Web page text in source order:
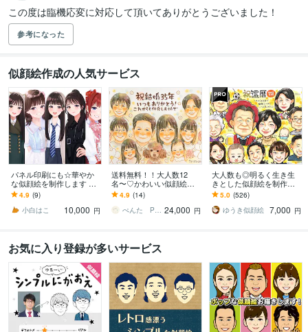
参考になった
似顔絵作成の人気サービス
パネル印刷にも☆華やか
な似顔絵を制作します 多
様なサイズに対応可◎大
切な日の一枚に。
4.9 (9)
小白はこ
10,000 円
送料無料！！大人数12
名〜♡かわいい似顔絵描
きます ♡還暦祝い/記念日/
古希祝い/米寿祝い/傘寿祝
い/プレゼント
4.9 (14)
ぺんた Pengin Smile 24,000 円
大人数も◎明るく生き生
きとした似顔絵を制作し
ます ✦送料込み✦長寿祝
い、記念日、プレゼン
ト、ご自宅用に♪
5.0 (526)
ゆうき似顔絵 7,000 円
お気に入り登録が多いサービス